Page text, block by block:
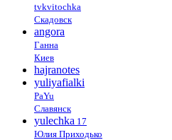
tvkvitochka
Скадовск
angora
Ганна
Киев
hajranotes
yuliyafialki
PaYu
Славянск
yulechka 17
Юлия Приходько